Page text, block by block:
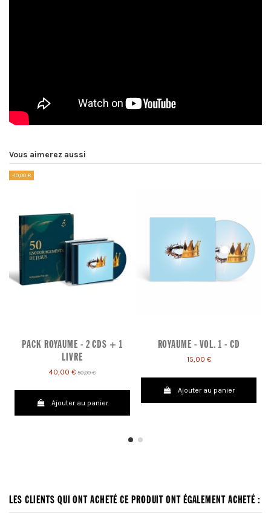
Vous aimerez aussi
-10,00 €
PACK ROYAUME - 2 CDS + 1
LIVRE
40,00 € 50,00 €
Ajouter au panier
ROYAUME - VOL. 1 - CD
15,00 €
Ajouter au panier
LES CLIENTS QUI ONT ACHETÉ CE PRODUIT ONT ÉGALEMENT ACHETÉ :